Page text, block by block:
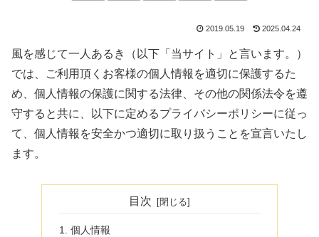
2019.05.19 2025.04.24
風を感じて一人あるき（以下「当サイト」と言います。）
では、ご利用頂くお客様の個人情報を適切に保護するた
め、個人情報の保護に関する法律、その他の関係法令を遵
守すると共に、以下に定めるプライバシーポリシーに従っ
て、個人情報を安全かつ適切に取り扱うことを宣言いたし
ます。
目次
個人情報